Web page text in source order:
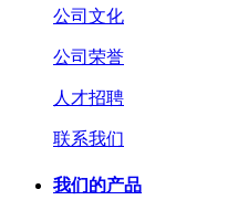
公司文化
公司荣誉
人才招聘
联系我们
我们的产品